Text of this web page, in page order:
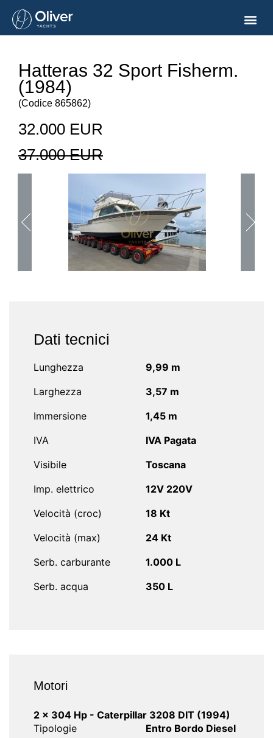
Hatteras 32 Sport Fisherm.
(1984)
(Codice 865862)
32.000 EUR
37.000 EUR
Dati tecnici
Lunghezza
9,99 m
Larghezza
3,57 m
Immersione
1,45 m
IVA
IVA Pagata
Visibile
Toscana
Imp. elettrico
12V 220V
Velocità (croc)
18 Kt
Velocità (max)
24 Kt
Serb. carburante
1.000 L
Serb. acqua
350 L
Motori
2 x 304 Hp - Caterpillar 3208 DIT (1994)
Tipologie
Entro Bordo Diesel